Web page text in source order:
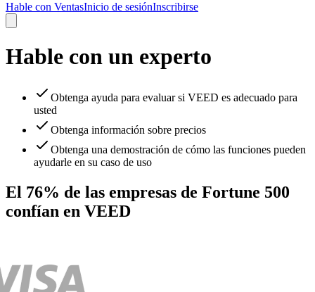
Hable con VentasInicio de sesiónInscribirse
Hable con un experto
Obtenga ayuda para evaluar si VEED es adecuado para
usted
Obtenga información sobre precios
Obtenga una demostración de cómo las funciones pueden
ayudarle en su caso de uso
El 76% de las empresas de Fortune 500
confían en VEED